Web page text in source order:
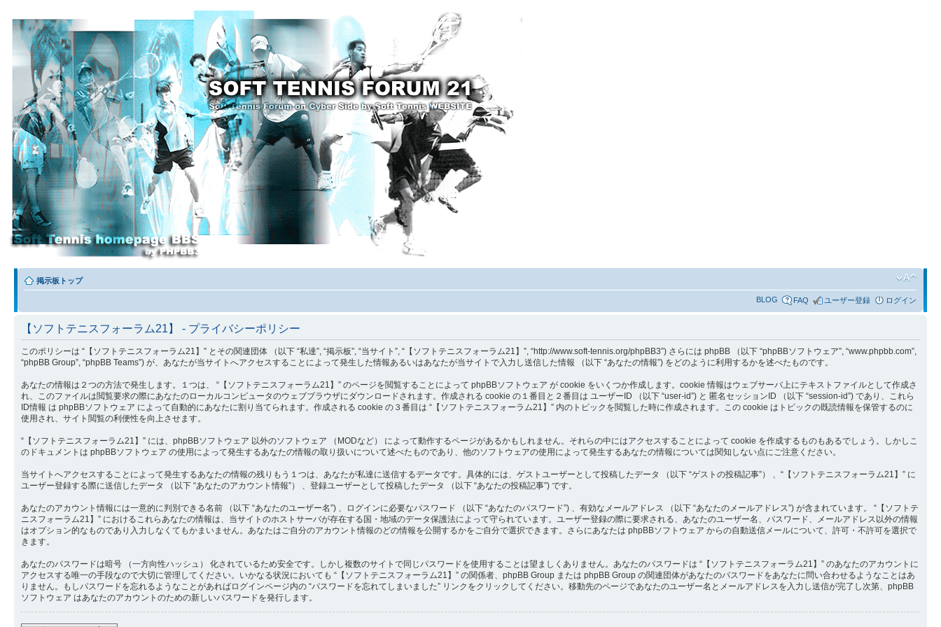
掲示板トップ
BLOG FAQ ユーザー登録 ログイン
【ソフトテニスフォーラム21】 - プライバシーポリシー
このポリシーは “【ソフトテニスフォーラム21】” とその関連団体 （以下 “私達”, “掲示板”, “当サイト”, “【ソフトテニスフォーラム21】”, “http://www.soft-tennis.org/phpBB3”) さらには phpBB （以下 “phpBBソフトウェア”, “www.phpbb.com”,
“phpBB Group”, “phpBB Teams”) が、あなたが当サイトへアクセスすることによって発生した情報あるいはあなたが当サイトで入力し送信した情報 （以下 “あなたの情報”) をどのように利用するかを述べたものです。
あなたの情報は２つの方法で発生します。１つは、 “【ソフトテニスフォーラム21】” のページを閲覧することによって phpBBソフトウェア が cookie をいくつか作成します。cookie 情報はウェブサーバ上にテキストファイルとして作成さ
れ、このファイルは閲覧要求の際にあなたのローカルコンピュータのウェブブラウザにダウンロードされます。作成される cookie の１番目と２番目は ユーザーID （以下 “user-id”) と 匿名セッションID （以下 “session-id”) であり、これら
ID情報 は phpBBソフトウェア によって自動的にあなたに割り当てられます。作成される cookie の３番目は “【ソフトテニスフォーラム21】” 内のトピックを閲覧した時に作成されます。この cookie はトピックの既読情報を保管するのに
使用され、サイト閲覧の利便性を向上させます。
“【ソフトテニスフォーラム21】” には、phpBBソフトウェア 以外のソフトウェア （MODなど） によって動作するページがあるかもしれません。それらの中にはアクセスすることによって cookie を作成するものもあるでしょう。しかしこ
のドキュメントは phpBBソフトウェア の使用によって発生するあなたの情報の取り扱いについて述べたものであり、他のソフトウェアの使用によって発生するあなたの情報については関知しない点にご注意ください。
当サイトへアクセスすることによって発生するあなたの情報の残りもう１つは、あなたが私達に送信するデータです。具体的には、ゲストユーザーとして投稿したデータ （以下 “ゲストの投稿記事”） 、“【ソフトテニスフォーラム21】” に
ユーザー登録する際に送信したデータ （以下 “あなたのアカウント情報”） 、登録ユーザーとして投稿したデータ （以下 “あなたの投稿記事”) です。
あなたのアカウント情報には一意的に判別できる名前 （以下 “あなたのユーザー名”) 、ログインに必要なパスワード （以下 “あなたのパスワード”) 、有効なメールアドレス （以下 “あなたのメールアドレス”) が含まれています。 “【ソフトテ
ニスフォーラム21】” におけるこれらあなたの情報は、当サイトのホストサーバが存在する国・地域のデータ保護法によって守られています。ユーザー登録の際に要求される、あなたのユーザー名、パスワード、メールアドレス以外の情報
はオプション的なものであり入力しなくてもかまいません。あなたはご自分のアカウント情報のどの情報を公開するかをご自分で選択できます。さらにあなたは phpBBソフトウェア からの自動送信メールについて、許可・不許可を選択で
きます。
あなたのパスワードは暗号 （一方向性ハッシュ） 化されているため安全です。しかし複数のサイトで同じパスワードを使用することは望ましくありません。あなたのパスワードは “【ソフトテニスフォーラム21】” のあなたのアカウントに
アクセスする唯一の手段なので大切に管理してください。いかなる状況においても “【ソフトテニスフォーラム21】” の関係者、phpBB Group または phpBB Group の関連団体があなたのパスワードをあなたに問い合わせるようなことはあ
りません。もしパスワードを忘れるようなことがあればログインページ内の “パスワードを忘れてしまいました” リンクをクリックしてください。移動先のページであなたのユーザー名とメールアドレスを入力し送信が完了し次第、phpBB
ソフトウェア はあなたのアカウントのための新しいパスワードを発行します。